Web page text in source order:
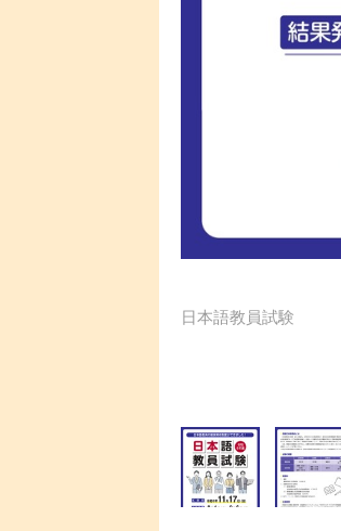
日本語教員試験